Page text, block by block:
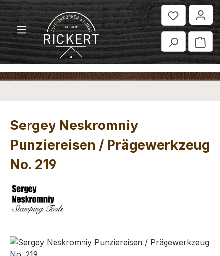
Zum Hauptinhalt springen
Sergey Neskromniy
Punziereisen / Prägewerkzeug
No. 219
Bildergalerie überspringen